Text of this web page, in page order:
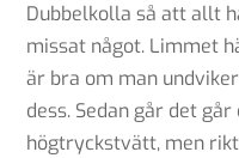
Dubbelkolla så att allt
missat något. Limmet
är bra om man
dess. Sedan går det
högtryckstvätt, men